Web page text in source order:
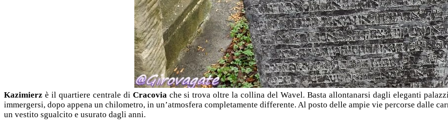
Kazimierz è il quartiere centrale di Cracovia che si trova oltre la collina del Wavel. Basta allontanarsi dagli eleganti
immergersi, dopo appena un chilometro, in un’atmosfera completamente differente. Al posto delle ampie vie percorse dalle
un vestito sgualcito e usurato dagli anni.